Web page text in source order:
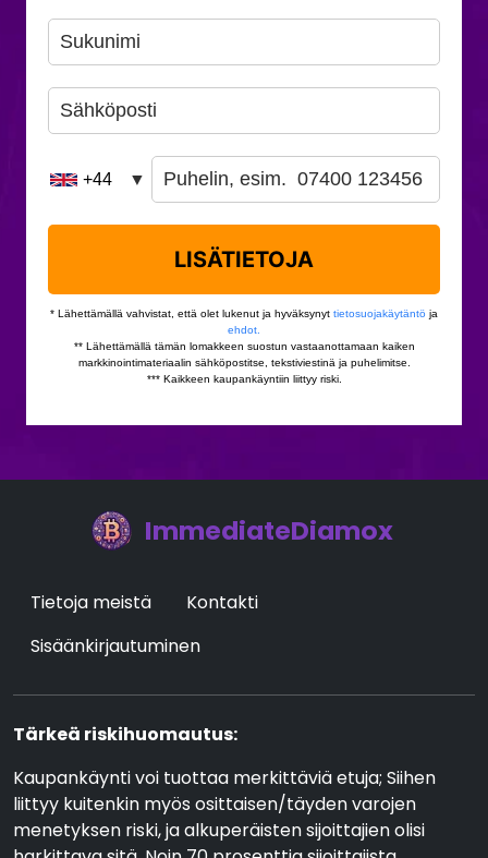
ImmediateDiamox
Tietoja meistä
Kontakti
Sisäänkirjautuminen
Tärkeä riskihuomautus:
Kaupankäynti voi tuottaa merkittäviä etuja; Siihen
liittyy kuitenkin myös osittaisen/täyden varojen
menetyksen riski, ja alkuperäisten sijoittajien olisi